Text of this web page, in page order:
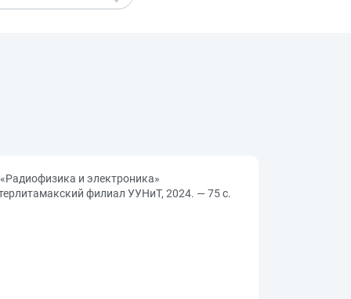
и электроника»
филиал УУНиТ, 2024. — 75 с.